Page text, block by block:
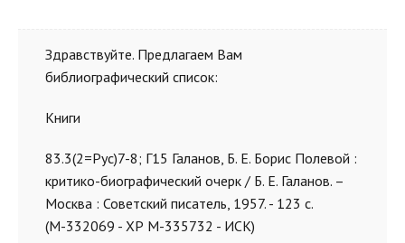
Здравствуйте. Предлагаем Вам
библиографический список:
Книги
83.3(2=Рус)7-8; Г15 Галанов, Б. Е. Борис Полевой :
критико-биографический очерк / Б. Е. Галанов. –
Москва : Советский писатель, 1957. - 123 с.
(М-332069 - ХР М-335732 - ИСК)